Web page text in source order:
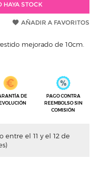
STOCK
AÑADIR A FAVORITOS
mejorado de 10cm.
DE
PAGO CONTRA
REEMBOLSO SIN
COMISIÓN
entre el 11 y el 12 de